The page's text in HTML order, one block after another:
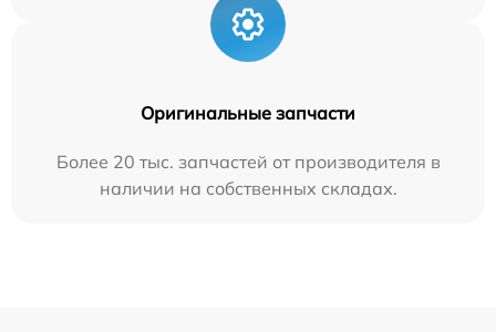
Оригинальные запчасти
Более 20 тыс. запчастей от производителя в
наличии на собственных складах.